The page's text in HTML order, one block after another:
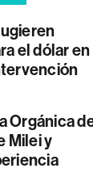
el dólar en
Orgánica
Milei y